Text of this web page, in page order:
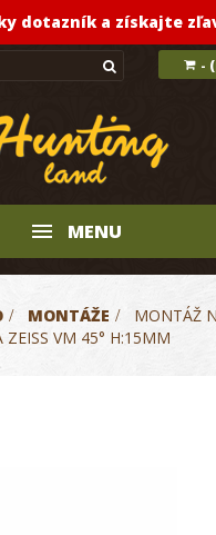
dotazník a získajte
-
MENU
> MONTÁŽE >
MONTÁŽ
VM 45° H:15MM